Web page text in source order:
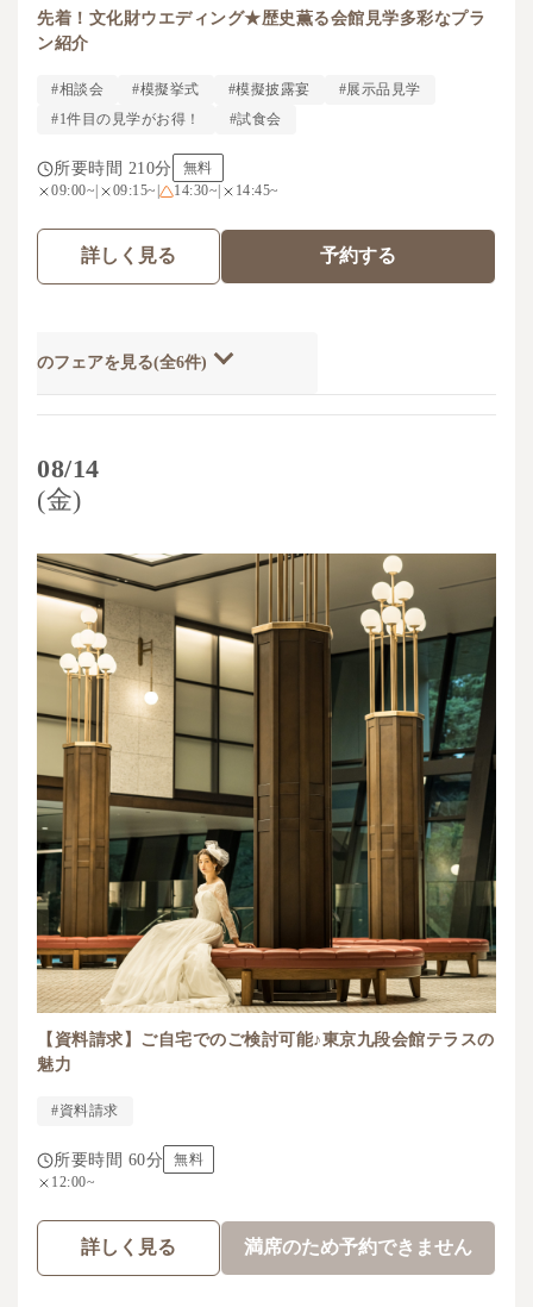
先着！文化財ウエディング★歴史薫る会館見学多彩なプラ
ン紹介
#相談会 #模擬挙式 #模擬披露宴
#展示品見学
#1件目の見学がお得！
#試食会
所要時間 210分
無料
09:00~
09:15~ 14:30~ 14:45~
詳しく見る 予約する
催のフェアを見る(全6件)
08/14
(金)
【資料請求】ご自宅でのご検討可能♪東京九段会館テラスの
魅力
#資料請求
所要時間 60分
無料
12:00~
詳しく見る 満席のため予約できません